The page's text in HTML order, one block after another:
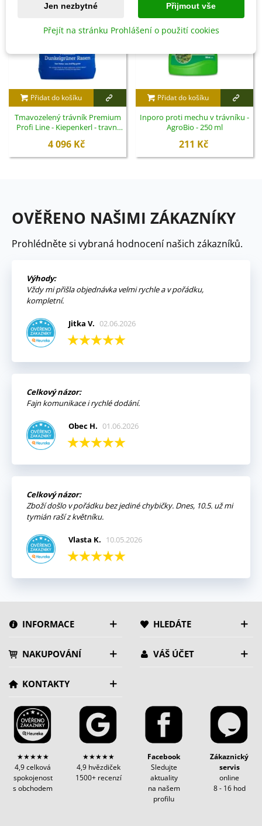
Přidat do košíku
Tmavozelený trávník Premium
Profi Line - Kiepenkerl - travní
4 096 Kč
Přidat do košíku
Inporo proti mechu v trávníku -
AgroBio - 250 ml
211 Kč
OVĚŘENO NAŠIMI ZÁKAZNÍKY
Prohlédněte si vybraná hodnocení našich zákazníků.
Výhody:
Vždy mi přišla objednávka velmi rychle a v pořádku,
kompletní.
Jitka V. 02.06.2026
Celkový názor:
Fajn komunikace i rychlé dodání.
Obec H. 01.06.2026
Celkový názor:
Zboží došlo v pořádku bez jediné chybičky. Dnes, 10.5. už mi
tymián raší z květníku.
Vlasta K. 10.05.2026
INFORMACE HLEDÁTE
NAKUPOVÁNÍ VÁŠ ÚČET
KONTAKTY
★★★★★
4,9 celková
spokojenost
s obchodem
★★★★★
4,9 hvězdiček
1500+ recenzí
Facebook
Sledujte
aktuality
na našem
profilu
Zákaznický
servis
online
8 - 16 hod
Jen nezbytné Přijmout vše
Přejít na stránku Prohlášení o použití cookies